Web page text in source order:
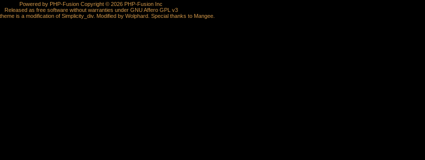
Powered by PHP-Fusion Copyright © 2026 PHP-Fusion Inc
Released as free software without warranties under GNU Affero GPL v3
is a modification of Simplicity_div. Modified by Wolphard. Special thanks to Mangee.